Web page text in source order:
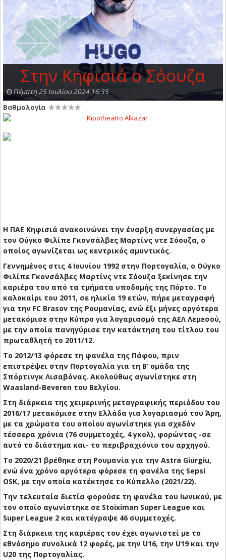
Στην Κηφισιά ο Σόουζα
Πέμπτη 25 Ιουλίου 2024 16:35
Βαθμολογία
Η ΠΑΕ Κηφισιά ανακοινώνει την έναρξη συνεργασίας με
τον Ούγκο Φιλίπε Γκονσάλβες Μαρτίνς ντε Σόουζα, ο
οποίος αγωνίζεται ως κεντρικός αμυντικός.
Γεννημένος στις 4 Ιουνίου 1992 στην Πορτογαλία, ο Ούγκο
Φιλίπε Γκονσάλβες Μαρτίνς ντε Σόουζα ξεκίνησε την
καριέρα του από τα τμήματα υποδομής της Πόρτο. Το
καλοκαίρι του 2011, σε ηλικία 19 ετών, πήρε μεταγραφή
για την FC Brasov της Ρουμανίας, ενώ έξι μήνες αργότερα
μετακόμισε στην Κύπρο για λογαριασμό της ΑΕΛ Λεμεσού,
με την οποία πανηγύρισε την κατάκτηση του τίτλου του
πρωταθλητή το 2011/12.
Το 2012/13 φόρεσε τη φανέλα της Πάφου, πριν
επιστρέψει στην Πορτογαλία για τη Β’ ομάδα της
Σπόρτινγκ Λισαβόνας. Ακολούθως αγωνίστηκε στη
Waasland-Beveren του Βελγίου.
Στη διάρκεια της χειμερινής μεταγραφικής περιόδου του
2016/17 μετακόμισε στην Ελλάδα για λογαριασμό του Άρη,
με τα χρώματα του οποίου αγωνίστηκε για σχεδόν
τέσσερα χρόνια (76 συμμετοχές, 4 γκολ), φορώντας -σε
αυτό το διάστημα και- το περιβραχιόνιο του αρχηγού.
Το 2020/21 βρέθηκε στη Ρουμανία για την Astra Giurgiu,
ενώ ένα χρόνο αργότερα φόρεσε τη φανέλα της Sepsi
OSK, με την οποία κατέκτησε το Κύπελλο (2021/22).
Την τελευταία διετία φορούσε τη φανέλα του Ιωνικού, με
τον οποίο αγωνίστηκε σε Stoiximan Super League και
Super League 2 και κατέγραψε 46 συμμετοχές.
Στη διάρκεια της καριέρας του έχει αγωνιστεί με το
εθνόσημο συνολικά 12 φορές, με την U16, την U19 και την
U20 της Πορτογαλίας.